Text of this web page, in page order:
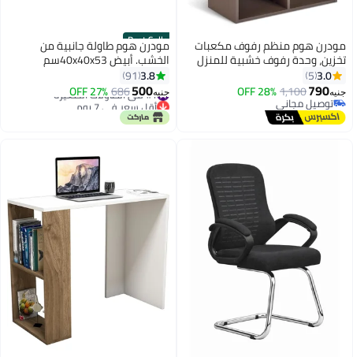
مودرن هوم منظم رفوف مكعبات
تخزين، وحدة رفوف خشبية للمنزل
23.5 سم عمق × 49.5 سم عرض ×
80 سم ارتفاع
3.0
5
جنيه790
1,100
28% OFF
توصيل مجاني
توصيل مجاني
Best Seller
مودرن هوم طاولة جانبية من
الخشب. أبيض 40x40x53سم
3.8
91
جنيه500
686
27% OFF #1 في الطاولات الصغيرة
أقل سعر في 7 يوم
#1 في الطاولات الصغيرة